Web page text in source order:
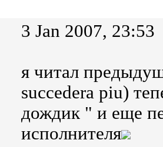
3 Jan 2007, 23:53
я читал
succedera piu)
дождик " и еще
исполнителя